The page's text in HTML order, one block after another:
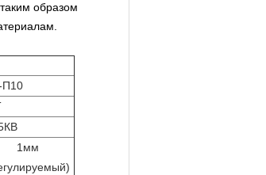
образом
1мм